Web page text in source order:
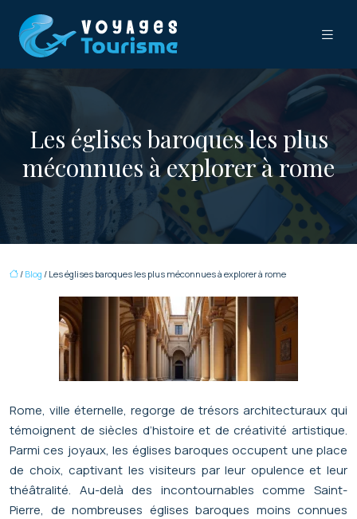
Les églises baroques les plus
méconnues à explorer à rome
/ Blog / Les églises baroques les plus méconnues à explorer à rome
Rome, ville éternelle, regorge de trésors architecturaux qui
témoignent de siècles d’histoire et de créativité artistique.
Parmi ces joyaux, les églises baroques occupent une place
de choix, captivant les visiteurs par leur opulence et leur
théâtralité. Au-delà des incontournables comme Saint-
Pierre, de nombreuses églises baroques moins connues